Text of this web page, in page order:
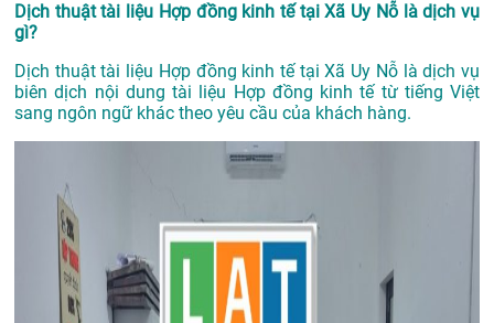
Dịch thuật tài liệu Hợp đồng kinh tế tại Xã Uy Nỗ là dịch vụ
gì?
Dịch thuật tài liệu Hợp đồng kinh tế tại Xã Uy Nỗ là dịch vụ
biên dịch nội dung tài liệu Hợp đồng kinh tế từ tiếng Việt
sang ngôn ngữ khác theo yêu cầu của khách hàng.